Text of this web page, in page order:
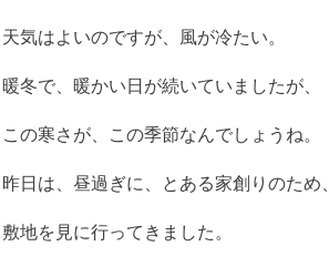
天気はよいのですが、風が冷たい。
暖冬で、暖かい日が続いていましたが、
この寒さが、この季節なんでしょうね。
昨日は、昼過ぎに、とある家創りのため、
敷地を見に行ってきました。